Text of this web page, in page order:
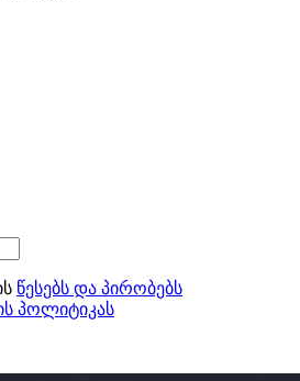
წესებს და პირობებს
პოლიტიკას